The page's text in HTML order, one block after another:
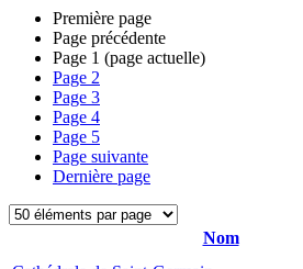
Première page
Page précédente
Page 1 (page actuelle)
Page 2
Page 3
Page 4
Page 5
Page suivante
Dernière page
Nom